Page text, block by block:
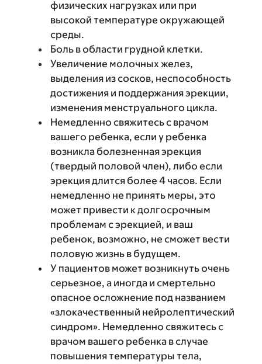
физических нагрузках или при
высокой температуре окружающей
среды.
Боль в области грудной клетки.
Увеличение молочных желез,
выделения из сосков, неспособность
достижения и поддержания эрекции,
изменения менструального цикла.
Немедленно свяжитесь с врачом
вашего ребенка, если у ребенка
возникла болезненная эрекция
(твердый половой член), либо если
эрекция длится более 4 часов. Если
немедленно не принять меры, это
может привести к долгосрочным
проблемам с эрекцией, и ваш
ребенок, возможно, не сможет вести
половую жизнь в будущем.
У пациентов может возникнуть очень
серьезное, а иногда и смертельно
опасное осложнение под названием
«злокачественный нейролептический
синдром». Немедленно свяжитесь с
врачом вашего ребенка в случае
повышения температуры тела,